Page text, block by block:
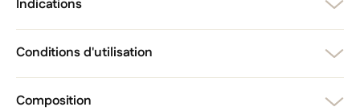
Indications
Conditions d'utilisation
Composition